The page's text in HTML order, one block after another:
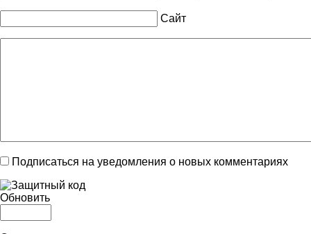
Сайт
Подписаться на уведомления о новых комментариях
Обновить